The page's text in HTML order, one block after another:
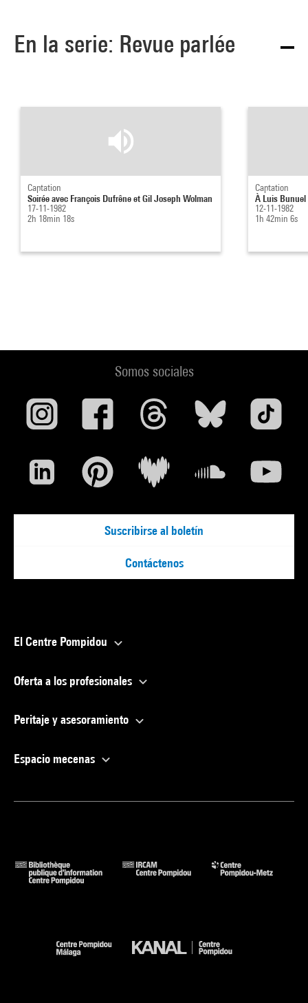
En la serie: Revue parlée
Captation
Soirée avec François Dufrêne et Gil Joseph Wolman
17-11-1982
2h 18min 18s
Captation
À Luis
12-11-1982
1h 42min 6s
Somos sociales
Suscribirse al boletín
Contáctenos
El Centre Pompidou
Oferta a los profesionales
Peritaje y asesoramiento
Espacio mecenas